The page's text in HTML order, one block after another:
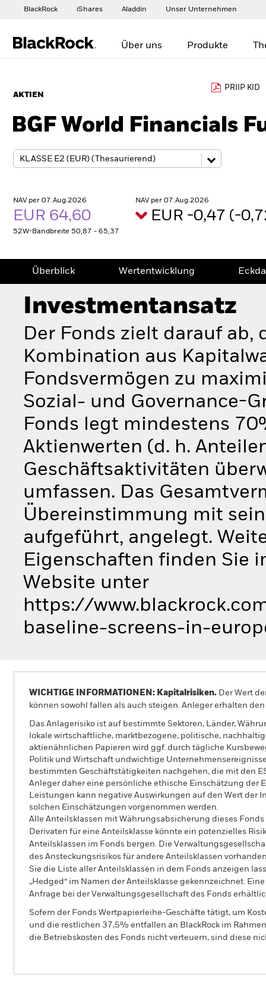
BlackRock iShares Aladdin Unser Unternehmen
Über uns Produkte
AKTIEN
PRIIP KID
BGF World Financials
NAV per 07.Aug.2026
EUR 64,60
52W-Bandbreite 50,87 - 65,37
NAV per 07.Aug.2026
EUR -0,47 (-
Überblick Wertentwicklung
Investmentansatz
Der Fonds zielt darauf
Kombination aus
Fondsvermögen zu
Sozial- und Governance-
Fonds legt mindestens
Aktienwerten (d. h.
Geschäftsaktivitäten
umfassen. Das
Übereinstimmung mit
aufgeführt, angelegt.
Eigenschaften finden Sie
Website unter
https://
baseline-screens-in-
WICHTIGE INFORMATIONEN: Kapitalrisiken. Der Wert
können sowohl fallen als auch steigen. Anleger erhalten
Das Anlagerisiko ist auf bestimmte Sektoren, Länder,
lokale wirtschaftliche, marktbezogene, politische,
aktienähnlichen Papieren wird ggf. durch tägliche
Politik und Wirtschaft undwichtige
bestimmten Geschäftstätigkeiten nachgehen, die mit den
Anleger daher eine persönliche ethische Einschätzung der
Leistungen kann negative Auswirkungen auf den Wert der
solchen Einschätzungen vorgenommen werden.
Alle Anteilsklassen mit Währungsabsicherung dieses
Derivaten für eine Anteilsklasse könnte ein potenzielles
Anteilsklassen im Fonds bergen. Die
des Ansteckungsrisikos für andere Anteilsklassen
Sie die Liste aller Anteilsklassen in dem Fonds anzeigen
„Hedged“ im Namen der Anteilsklasse gekennzeichnet.
Anfrage bei der Verwaltungsgesellschaft des Fonds
Sofern der Fonds Wertpapierleihe-Geschäfte tätigt, um
und die restlichen 37,5% entfallen an BlackRock im
die Betriebskosten des Fonds nicht verteuern, sind diese